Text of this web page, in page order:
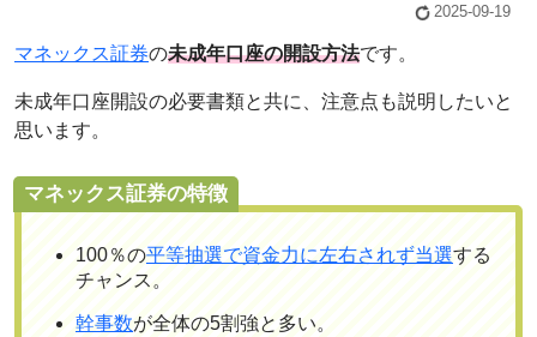
2025-09-19
マネックス証券の未成年口座の開設方法です。
未成年口座開設の必要書類と共に、注意点も説明したいと
思います。
マネックス証券の特徴
100％の平等抽選で資金力に左右されず当選する
チャンス。
幹事数が全体の5割強と多い。